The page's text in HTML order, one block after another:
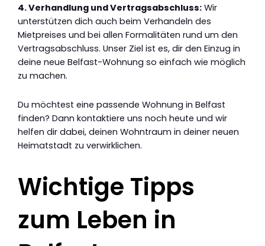
4. Verhandlung und Vertragsabschluss: Wir
unterstützen dich auch beim Verhandeln des
Mietpreises und bei allen Formalitäten rund um den
Vertragsabschluss. Unser Ziel ist es, dir den Einzug in
deine neue Belfast-Wohnung so einfach wie möglich
zu machen.
Du möchtest eine passende Wohnung in Belfast
finden? Dann kontaktiere uns noch heute und wir
helfen dir dabei, deinen Wohntraum in deiner neuen
Heimatstadt zu verwirklichen.
Wichtige Tipps
zum Leben in